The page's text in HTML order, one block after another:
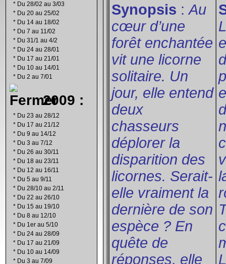
* Du 28/02 au 3/03
* Du 20 au 25/02
* Du 14 au 18/02
* Du 7 au 11/02
* Du 31/1 au 4/2
* Du 24 au 28/01
* Du 17 au 21/01
* Du 10 au 14/01
* Du 2 au 7/01
2009 :
* Du 23 au 28/12
* Du 17 au 21/12
* Du 9 au 14/12
* Du 3 au 7/12
* Du 26 au 30/11
* Du 18 au 23/11
* Du 12 au 16/11
* Du 5 au 9/11
* Du 28/10 au 2/11
* Du 22 au 26/10
* Du 15 au 19/10
* Du 8 au 12/10
* Du 1er au 5/10
* Du 24 au 28/09
* Du 17 au 21/09
* Du 10 au 14/09
* Du 3 au 7/09
Synopsis :Au
cœur d’une
forêt enchantée
vit une licorne
solitaire. Un
jour, elle entend
deux
chasseurs
déplorer la
disparition des
licornes. Serait-
elle vraiment la
dernière de son
espèce ? En
quête de
réponses, elle